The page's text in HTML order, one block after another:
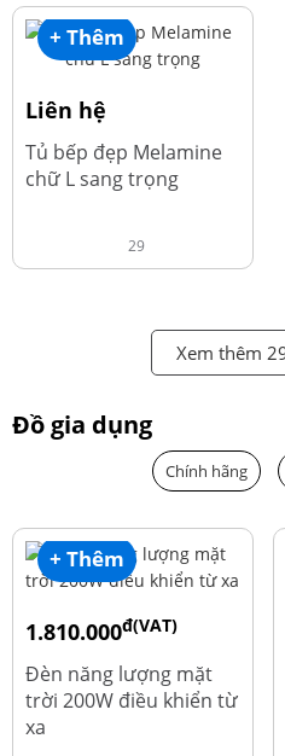
+ Thêm
Liên hệ
Tủ bếp đẹp Melamine
chữ L sang trọng
29
Xem thêm
Đồ gia dụng
Chính hãng
+ Thêm
1.810.000đ(VAT)
1.960.000
Đèn năng lượng mặt
trời 200W điều khiển từ
xa